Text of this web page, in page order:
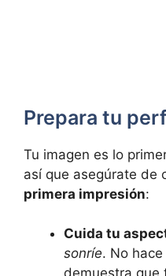
Prepara tu
Tu imagen es lo
así que asegúrate de
primera impresión:
Cuida tu
sonríe. No